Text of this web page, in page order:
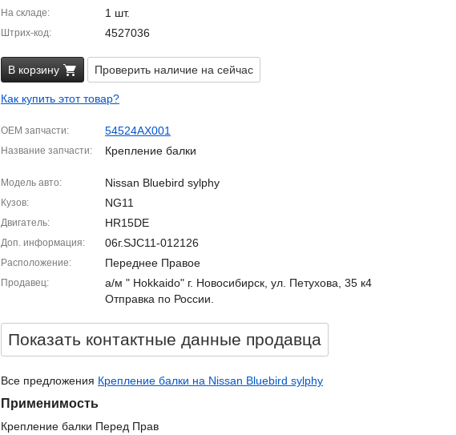
На складе 1 шт.
Штрих-код 4527036
В корзину Проверить наличие на сейчас
Как купить этот товар?
OEM запчасти 54524AX001
Название запчасти Крепление балки
Модель авто Nissan Bluebird sylphy
Кузов NG11
Двигатель HR15DE
Доп. информация 06г.SJC11-012126
Расположение Переднее Правое
Продавец
а/м " Hokkaido" г. Новосибирск, ул. Петухова, 35 к4
Отправка по России.
Показать контактные данные продавцa
Все предложения Крепление балки на Nissan Bluebird sylphy
Применимость
Крепление балки Перед Прав